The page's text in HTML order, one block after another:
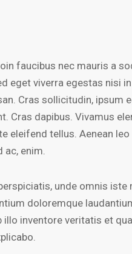
faucibus nec mauris a
eget viverra egestas nisi
Cras sollicitudin, ipsum
Cras dapibus. Vivamus
eleifend tellus. Aenean
ac, enim.
unde omnis
doloremque
illo inventore veritatis et